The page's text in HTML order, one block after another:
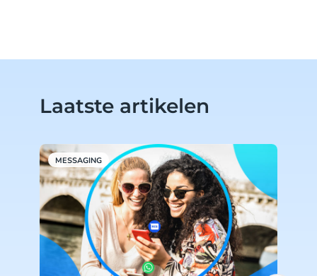
Laatste artikelen
MESSAGING